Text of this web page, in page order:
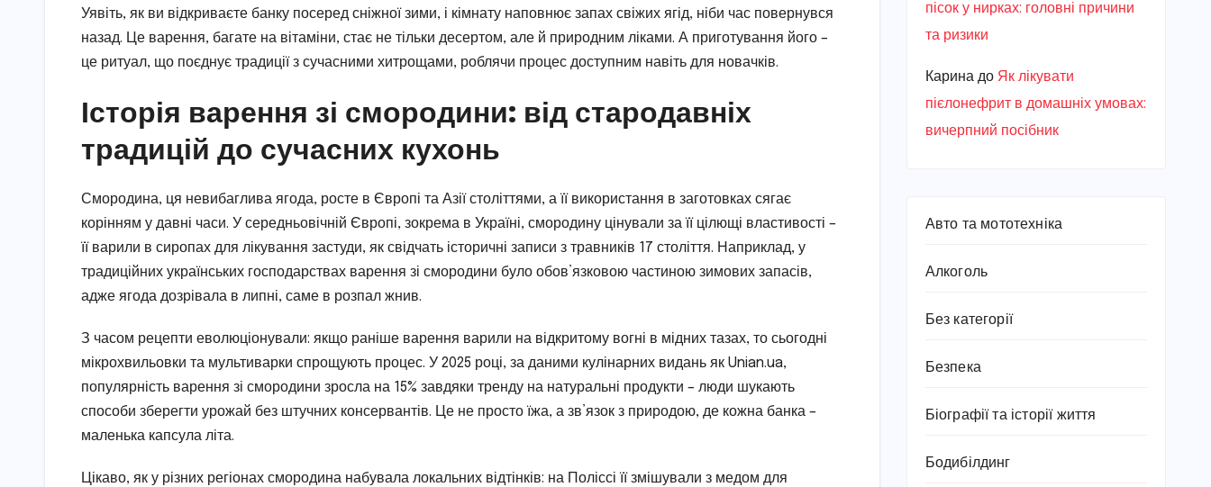
Уявіть, як ви відкриваєте банку посеред сніжної зими, і кімнату наповнює запах свіжих ягід, ніби час повернувся
назад. Це варення, багате на вітаміни, стає не тільки десертом, але й природним ліками. А приготування його –
це ритуал, що поєднує традиції з сучасними хитрощами, роблячи процес доступним навіть для новачків.
Історія варення зі смородини: від стародавніх
традицій до сучасних кухонь
Смородина, ця невибаглива ягода, росте в Європі та Азії століттями, а її використання в заготовках сягає
корінням у давні часи. У середньовічній Європі, зокрема в Україні, смородину цінували за її цілющі властивості –
її варили в сиропах для лікування застуди, як свідчать історичні записи з травників 17 століття. Наприклад, у
традиційних українських господарствах варення зі смородини було обов’язковою частиною зимових запасів,
адже ягода дозрівала в липні, саме в розпал жнив.
З часом рецепти еволюціонували: якщо раніше варення варили на відкритому вогні в мідних тазах, то сьогодні
мікрохвильовки та мультиварки спрощують процес. У 2025 році, за даними кулінарних видань як Unian.ua,
популярність варення зі смородини зросла на 15% завдяки тренду на натуральні продукти – люди шукають
способи зберегти урожай без штучних консервантів. Це не просто їжа, а зв’язок з природою, де кожна банка –
маленька капсула літа.
Цікаво, як у різних регіонах смородина набувала локальних відтінків: на Поліссі її змішували з медом для
пісок у нирках: головні причини
та ризики
Каринадо Як лікувати
пієлонефрит в домашніх умовах:
вичерпний посібник
Авто та мототехніка
Алкоголь
Без категорії
Безпека
Біографії та історії життя
Бодибілдинг